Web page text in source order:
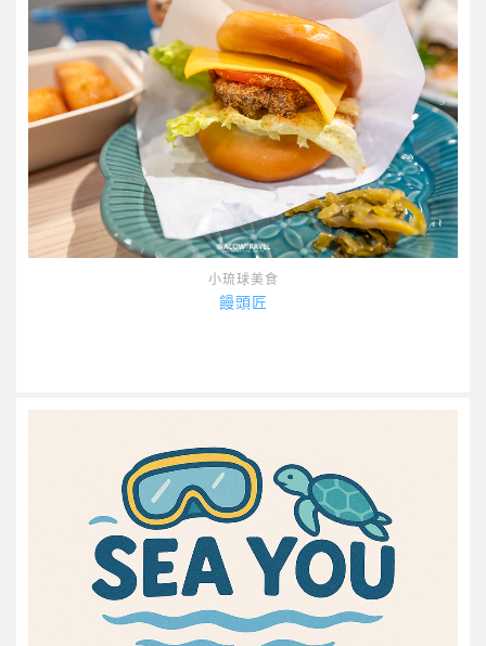
小琉球美食
饅頭匠